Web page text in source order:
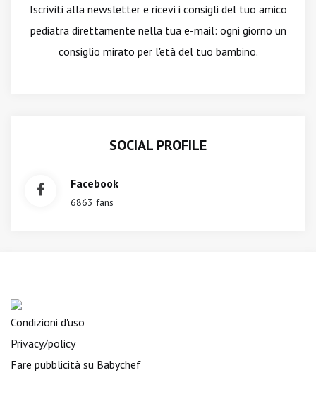
Iscriviti alla newslettere ricevi i consigli del tuo amico
pediatra direttamente nella tua e-mail: ogni giorno un
consiglio mirato per l'età del tuo bambino.
SOCIAL PROFILE
Facebook
6863 fans
Condizioni d'uso
Privacy/policy
Fare pubblicità su Babychef